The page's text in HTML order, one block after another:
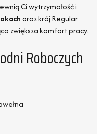
Ci wytrzymałość i
oraz krój Regular
zwiększa komfort pracy.
Roboczych